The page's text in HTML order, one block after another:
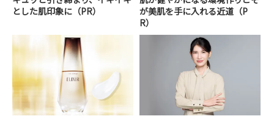
とした肌印象に（PR）
が美肌を手に入れる近道（P
R）